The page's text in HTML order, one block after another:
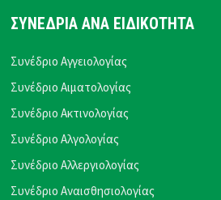
ΣΥΝΕΔΡΙΑ ΑΝΑ ΕΙΔΙΚΟΤΗΤΑ
Συνέδριο Αγγειολογίας
Συνέδριο Αιματολογίας
Συνέδριο Ακτινολογίας
Συνέδριο Αλγολογίας
Συνέδριο Αλλεργιολογίας
Συνέδριο Αναισθησιολογίας